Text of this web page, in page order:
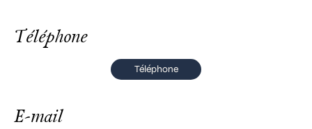
Téléphone
Téléphone
E-mail